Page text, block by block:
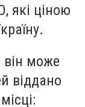
які ціною
може
віддано